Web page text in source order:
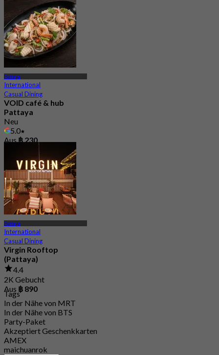
Pattaya
International
Casual Dining
VOID café & hub
Pattaya
Neu
5.0
Aus฿ 230
Pattaya
International
Casual Dining
Virgin Rooftop
(Pattaya)
4.4
2K Gebucht
Aus ฿ 890
Tags
In der Nähe von MRT
In der Nähe von BTS
Party-Paket
Akzeptiert Geschenkkarten
AMEX
maichuanrok